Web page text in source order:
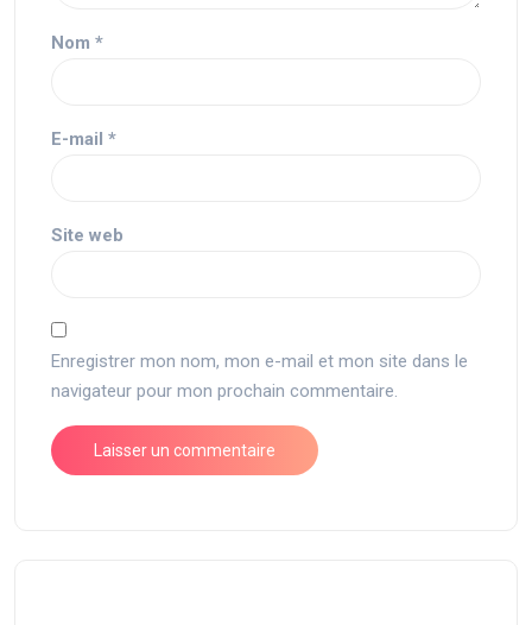
Nom *
E-mail *
Site web
Enregistrer mon nom, mon e-mail et mon site dans le
navigateur pour mon prochain commentaire.